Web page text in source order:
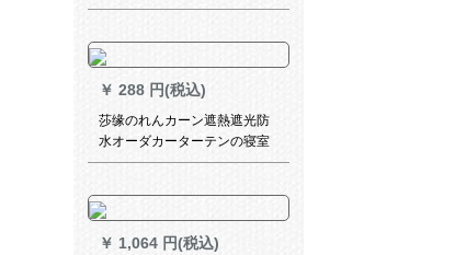
ズシリーズシリーズシリーズ
シリーズシリーズシリーズシ
リーズシリーズシリーズシリ
ズシリーズシリーズシリーズ
シリーズシリーズシリーズシ
リーズシリーズシリーズシリ
ズシリーズ
ーン寝室既制カメレオン
￥ 288 円(税込)
莎缘のれんカーン遮熱遮光防
水オーダカーターテンの寝室
ベロンダリングリングリング
ンテージダーダーダーダーダ
ーテーンカーンン完全遮光リ
フトカーンライトグレー
￥ 1,064 円(税込)